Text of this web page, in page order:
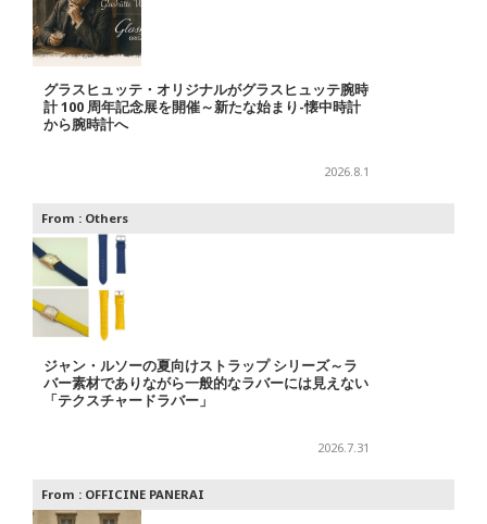
グラスヒュッテ・オリジナルがグラスヒュッテ腕時
計 100 周年記念展を開催～新たな始まり-懐中時計
から腕時計へ
2026.8.1
From : Others
ジャン・ルソーの夏向けストラップ シリーズ～ラ
バー素材でありながら一般的なラバーには見えない
「テクスチャードラバー」
2026.7.31
From : OFFICINE PANERAI